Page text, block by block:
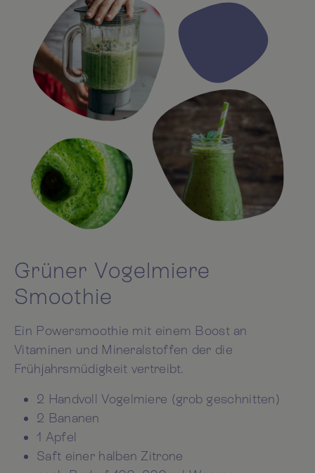
Grüner Vogelmiere
Smoothie
Ein Powersmoothie mit einem Boost an
Vitaminen und Mineralstoffen der die
Frühjahrsmüdigkeit vertreibt.
2 Handvoll Vogelmiere (grob geschnitten)
2 Bananen
1 Apfel
Saft einer halben Zitrone